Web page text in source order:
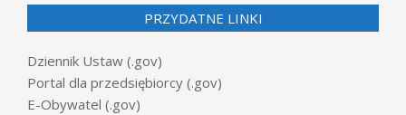
PRZYDATNE LINKI
Dziennik Ustaw (.gov)
Portal dla przedsiębiorcy (.gov)
E-Obywatel (.gov)